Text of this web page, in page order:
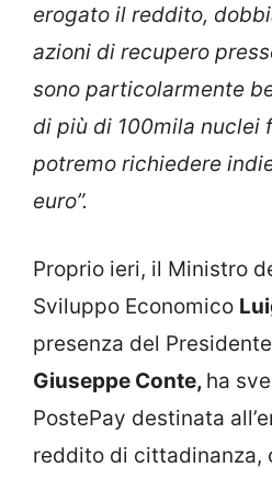
erogato il reddito,
azioni di recupero
sono particolarmente
di più di 100mila nuclei
potremo richiedere
euro”.
Proprio ieri, il Ministro
Sviluppo Economico
presenza del
Giuseppe Conte, ha
PostePay destinata
reddito di cittadinanza,